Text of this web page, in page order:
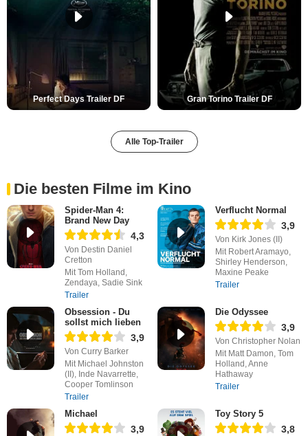
Perfect Days Trailer DF Gran Torino Trailer DF
Alle Top-Trailer
Die besten Filme im Kino
Spider-Man 4:
Brand New Day
4,3
Von Destin Daniel
Cretton
Mit Tom Holland,
Zendaya, Sadie Sink
Trailer
Verflucht Normal
3,9
Von Kirk Jones (II)
Mit Robert Aramayo,
Shirley Henderson,
Maxine Peake
Trailer
Obsession - Du
sollst mich lieben
3,9
Von Curry Barker
Mit Michael Johnston
(II), Inde Navarrette,
Cooper Tomlinson
Trailer
Die Odyssee
3,9
Von Christopher Nolan
Mit Matt Damon, Tom
Holland, Anne
Hathaway
Trailer
Michael
3,9
Toy Story 5
3,8